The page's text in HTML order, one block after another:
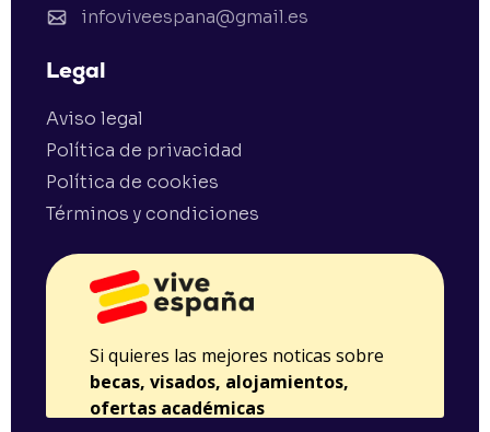
infoviveespana@gmail.es
Legal
Aviso legal
Política de privacidad
Política de cookies
Términos y condiciones